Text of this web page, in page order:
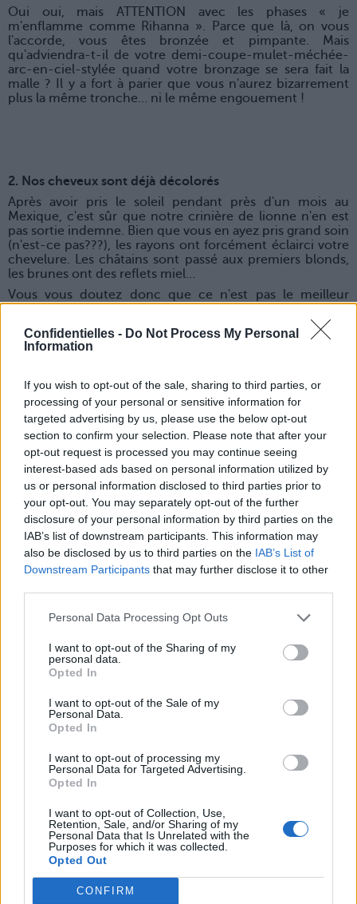
Confidentielles - Do Not Process My Personal
Information
If you wish to opt-out of the sale, sharing to third parties, or
processing of your personal or sensitive information for
targeted advertising by us, please use the below opt-out
section to confirm your selection. Please note that after your
opt-out request is processed you may continue seeing
interest-based ads based on personal information utilized by
us or personal information disclosed to third parties prior to
your opt-out. You may separately opt-out of the further
disclosure of your personal information by third parties on the
IAB’s list of downstream participants. This information may
also be disclosed by us to third parties on the IAB’s List of
Downstream Participants that may further disclose it to other
Personal Data Processing Opt Outs
I want to opt-out of the Sharing of my
personal data.
Opted In
I want to opt-out of the Sale of my
Personal Data.
Opted In
I want to opt-out of processing my
Personal Data for Targeted Advertising.
Opted In
I want to opt-out of Collection, Use,
Retention, Sale, and/or Sharing of my
Personal Data that Is Unrelated with the
Purposes for which it was collected.
Opted Out
CONFIRM
Oui oui, mais ATTENTION avec les phases « je
m'enflamme comme Rihanna ». Parce que là, on vous
l'accorde, vous êtes bronzée et pimpante. Mais
qu'adviendra-t-il de votre demi-coupe-mulet-méchée-
arc-en-ciel-stylée quand votre bronzage se sera fait la
malle ? Il y a fort à parier que vous n'aurez bizarrement
plus la même tronche… ni le même engouement !
2. Nos cheveux sont déjà décolorés
Après avoir pris le soleil pendant près d'un mois au
Mexique, c'est sûr que notre crinière de lionne n'en est
pas sortie indemne. Bien que vous en ayez pris grand soin
(n'est-ce pas???), les rayons ont forcément éclairci votre
chevelure. Les châtains sont passé aux premiers blonds,
les brunes ont des reflets miel…
Vous vous doutez donc que ce n'est pas le meilleur
moment pour aller appliquer une couleur sur ces
cheveux DÉJÀ dénaturés par le soleil ?! C'est presque un
coup à se retrouver avec une crinière verte ou bleutée,
en réaction à la décoloration préalable… Nous, on préfère
3. Notre peau est en mode vacances
C'est sûr que passer quatre semaines à Sainte-Maxime, ça
laisse des traces. Et bien plus que du bronzage, ça nous
laisse aussi une peau déstressée ! Déjà parce qu'on l'a
quand même un peu laissé tranquille niveau maquillage –
on n'est pas à Monaco, hein – et en plus parce qu'avec
notre objectif bikini, on s'est bien gardé de s’empiffrer de
mayo-surimi et de brownies au noix de pécan depuis un
bon bout de temps.
Résultat ? On a une peau hâlée et sans bouton ! Alors
un fond de teint peu couvrant en poudre, on y croit
poudre sur le nez, on va vite déchanter quand notre peau
aussi aura fait sa rentrée : pollution, stress et retour au
fast-food… Autant dire qu'il en faudra un peu plus pour
4. Notre crinière est cramée par le sel et le chlore
quand on revient de trois semaines en République
Dominicaine, nos cheveux chéris ils sont quand même
bien ravagés ! Soleil, mer et piscine, bonjour les dégâts…
Et notre premier réflexe en rentrant, c'est de vouloir les
couper, pour leur faire prendre un nouveau départ. Parce
qu'eux aussi ont le droit à leur rentrée, soi-disant.